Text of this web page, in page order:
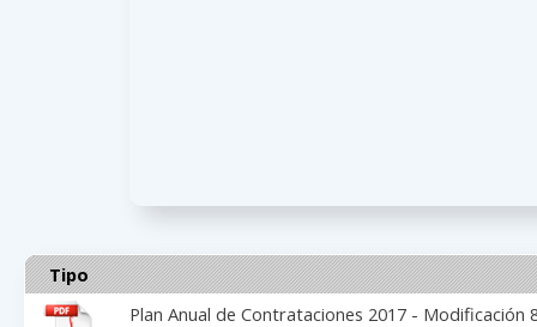
Tipo
Plan Anual de Contrataciones 2017 - Modificación